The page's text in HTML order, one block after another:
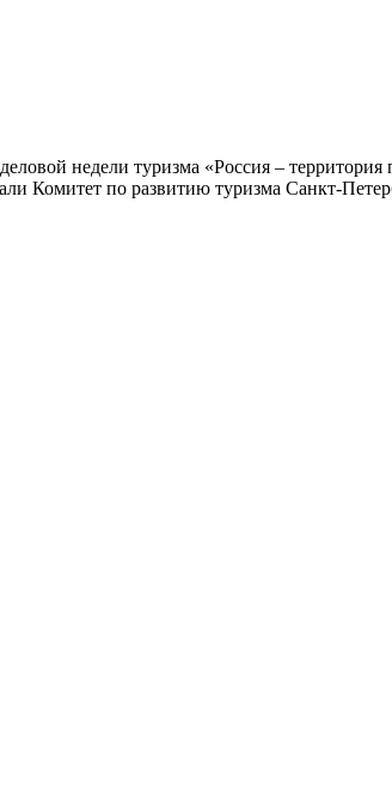
недели туризма «Россия –
Комитет по развитию туризма Санкт-